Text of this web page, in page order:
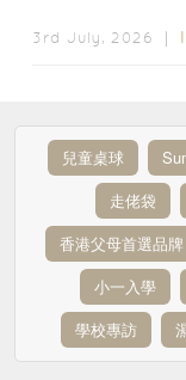
3rd July, 2026 ｜
兒童桌球
走佬袋
香港父母首選品牌
小一入學
學校專訪